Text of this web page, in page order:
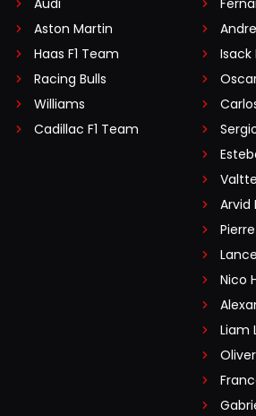
Aston Martin
Haas F1 Team
Racing Bulls
Williams
Cadillac F1 Team
Isack
Arvid
Nico
Liam